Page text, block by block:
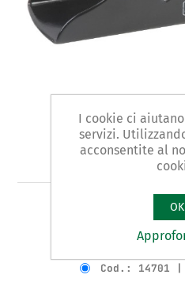
Art.
PIALLA Tipo IN
Varianti
Cod.: 14701
I cookie ci
servizi.
acconsentite al
OK